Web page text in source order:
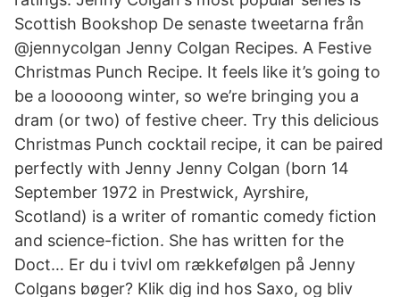
Scottish Bookshop De senaste tweetarna från
@jennycolgan Jenny Colgan Recipes. A Festive
Christmas Punch Recipe. It feels like it’s going to
be a looooong winter, so we’re bringing you a
dram (or two) of festive cheer. Try this delicious
Christmas Punch cocktail recipe, it can be paired
perfectly with Jenny Jenny Colgan (born 14
September 1972 in Prestwick, Ayrshire,
Scotland) is a writer of romantic comedy fiction
and science-fiction. She has written for the
Doct… Er du i tvivl om rækkefølgen på Jenny
Colgans bøger? Klik dig ind hos Saxo, og bliv